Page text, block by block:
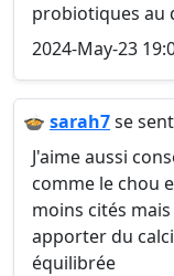
probiotiques au
2024-May-23
🍲 sarah7se sent
J'aime aussi
comme le chou
moins cités
apporter du
équilibrée